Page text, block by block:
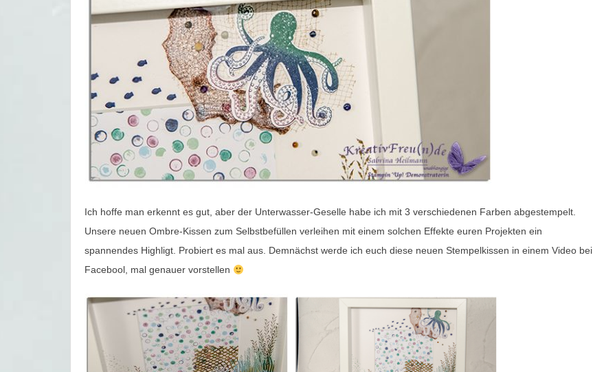
Ich hoffe man erkennt es gut, aber der Unterwasser-Geselle habe ich mit 3 verschiedenen Farben abgestempelt.
Unsere neuen Ombre-Kissen zum Selbstbefüllen verleihen mit einem solchen Effekte euren Projekten ein
spannendes Highligt. Probiert es mal aus. Demnächst werde ich euch diese neuen Stempelkissen in einem Video bei
Facebool, mal genauer vorstellen